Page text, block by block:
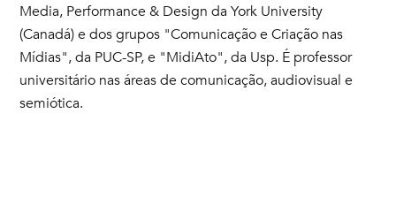
Media, Performance & Design da York University
(Canadá) e dos grupos "Comunicação e Criação nas
Mídias", da PUC-SP, e "MidiAto", da Usp. É professor
universitário nas áreas de comunicação, audiovisual e
semiótica.